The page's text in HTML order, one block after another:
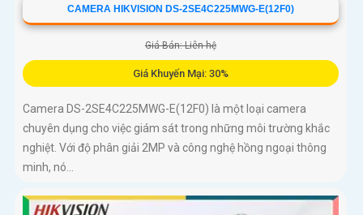
CAMERA HIKVISION DS-2SE4C225MWG-E(12F0)
Giá Bán: Liên hệ
Giá Khuyến Mại: 30%
Camera DS-2SE4C225MWG-E(12F0) là một loại camera
chuyên dụng cho việc giám sát trong những môi trường khắc
nghiệt. Với độ phân giải 2MP và công nghệ hồng ngoại thông
minh, nó...